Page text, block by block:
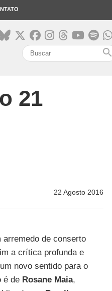
search
21
22 Agosto 2016
de conserto
a crítica profunda e
novo sentido para o
é de Rosane Maia,